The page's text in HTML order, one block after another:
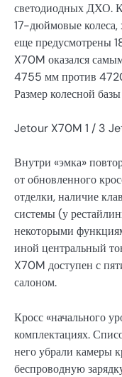
светодиодных ДХО.
17-дюймовые колеса,
еще
X70M оказался
4755 мм против
Размер колесной
Jetour X70M 1 / 3
Внутри «эмка»
от обновленного
отделки, наличие
системы (у
некоторыми
иной центральный
X70M доступен с
салоном.
Кросс «начального
комплектациях.
него убрали камеры
беспроводную